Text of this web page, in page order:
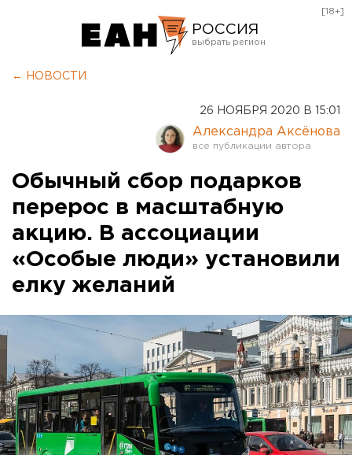
РОССИЯ
Оренбург
[18+]
← НОВОСТИ
26 НОЯБРЯ 2020 В 15:01
Александра Аксёнова
Обычный сбор подарков
перерос в масштабную
акцию. В ассоциации
«Особые люди» установили
елку желаний